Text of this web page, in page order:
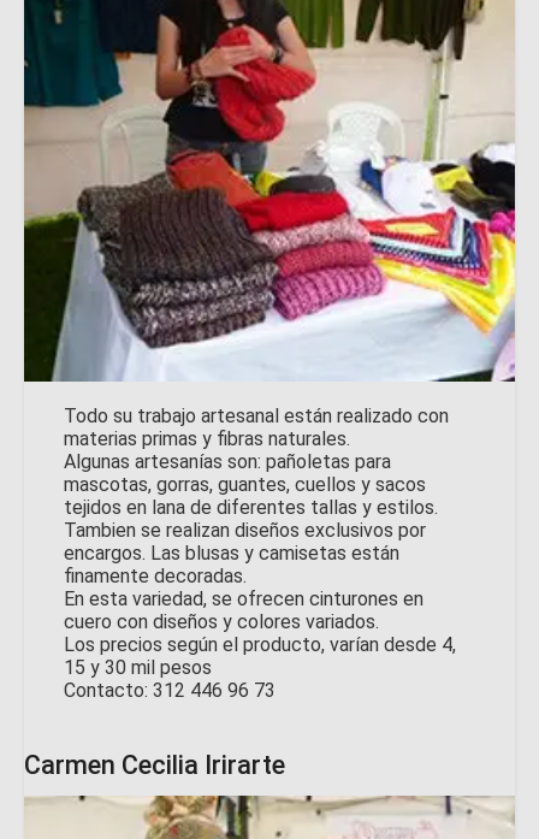
Todo su trabajo artesanal están realizado con
materias primas y fibras naturales.
Algunas artesanías son: pañoletas para
mascotas, gorras, guantes, cuellos y sacos
tejidos en lana de diferentes tallas y estilos.
Tambien se realizan diseños exclusivos por
encargos. Las blusas y camisetas están
finamente decoradas.
En esta variedad, se ofrecen cinturones en
cuero con diseños y colores variados.
Los precios según el producto, varían desde 4,
15 y 30 mil pesos
Contacto: 312 446 96 73
Carmen Cecilia Irirarte